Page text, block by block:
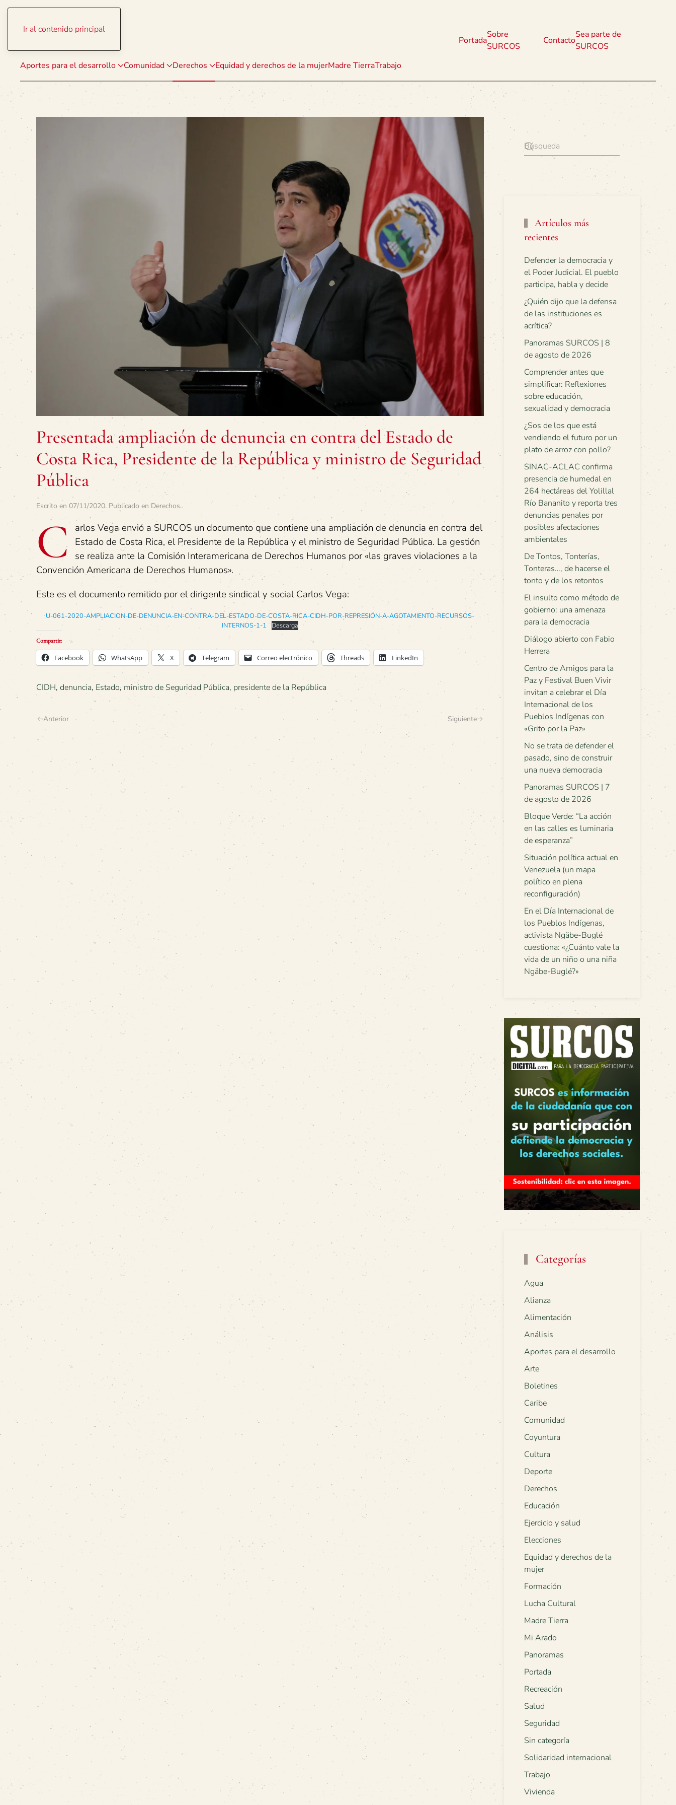
Ir al contenido principal
Aportes para el desarrollo Comunidad Derechos Equidad y derechos de la mujerMadre TierraTrabajo
Portada
Sobre
SURCOS
Contacto
Sea parte de
SURCOS
Presentada ampliación de denuncia en contra del Estado de
Costa Rica, Presidente de la República y ministro de Seguridad
Pública
Escrito en 07/11/2020. Publicado en Derechos.
C
arlos Vega envió a SURCOS un documento que contiene una ampliación de denuncia en contra del
Estado de Costa Rica, el Presidente de la República y el ministro de Seguridad Pública. La gestión
se realiza ante la Comisión Interamericana de Derechos Humanos por «las graves violaciones a la
Convención Americana de Derechos Humanos».
Este es el documento remitido por el dirigente sindical y social Carlos Vega:
U-061-2020-AMPLIACION-DE-DENUNCIA-EN-CONTRA-DEL-ESTADO-DE-COSTA-RICA-CIDH-POR-REPRESIÓN-A-AGOTAMIENTO-RECURSOS-
INTERNOS-1-1
Descarga
Compartir:
Facebook WhatsApp X Telegram Correo electrónico Threads LinkedIn
CIDH, denuncia, Estado, ministro de Seguridad Pública, presidente de la República
Anterior Siguiente
Artículos más
recientes
Defender la democracia y
el Poder Judicial. El pueblo
participa, habla y decide
¿Quién dijo que la defensa
de las instituciones es
acrítica?
Panoramas SURCOS | 8
de agosto de 2026
Comprender antes que
simplificar: Reflexiones
sobre educación,
sexualidad y democracia
¿Sos de los que está
vendiendo el futuro por un
plato de arroz con pollo?
SINAC-ACLAC confirma
presencia de humedal en
264 hectáreas del Yolillal
Río Bananito y reporta tres
denuncias penales por
posibles afectaciones
ambientales
De Tontos, Tonterías,
Tonteras…, de hacerse el
tonto y de los retontos
El insulto como método de
gobierno: una amenaza
para la democracia
Diálogo abierto con Fabio
Herrera
Centro de Amigos para la
Paz y Festival Buen Vivir
invitan a celebrar el Día
Internacional de los
Pueblos Indígenas con
«Grito por la Paz»
No se trata de defender el
pasado, sino de construir
una nueva democracia
Panoramas SURCOS | 7
de agosto de 2026
Bloque Verde: “La acción
en las calles es luminaria
de esperanza”
Situación política actual en
Venezuela (un mapa
político en plena
reconfiguración)
En el Día Internacional de
los Pueblos Indígenas,
activista Ngäbe-Buglé
cuestiona: «¿Cuánto vale la
vida de un niño o una niña
Ngäbe-Buglé?»
Categorías
Agua
Alianza
Alimentación
Análisis
Aportes para el desarrollo
Arte
Boletines
Caribe
Comunidad
Coyuntura
Cultura
Deporte
Derechos
Educación
Ejercicio y salud
Elecciones
Equidad y derechos de la
mujer
Formación
Lucha Cultural
Madre Tierra
Mi Arado
Panoramas
Portada
Recreación
Salud
Seguridad
Sin categoría
Solidaridad internacional
Trabajo
Vivienda